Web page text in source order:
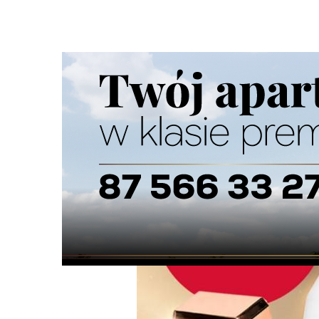
Ścieżka
nawigacyjna
Strona główna
WIADOMOŚCI Z REGIONU 21/05/2026 0 Komentarzy
1+1 gratis na perfumy. Dzień jeszcze